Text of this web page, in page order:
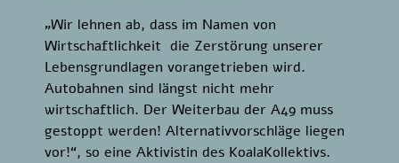
„Wir lehnen ab, dass im Namen von
Wirtschaftlichkeit die Zerstörung unserer
Lebensgrundlagen vorangetrieben wird.
Autobahnen sind längst nicht mehr
wirtschaftlich. Der Weiterbau der A49 muss
gestoppt werden! Alternativvorschläge liegen
vor!“, so eine Aktivistin des KoalaKollektivs.